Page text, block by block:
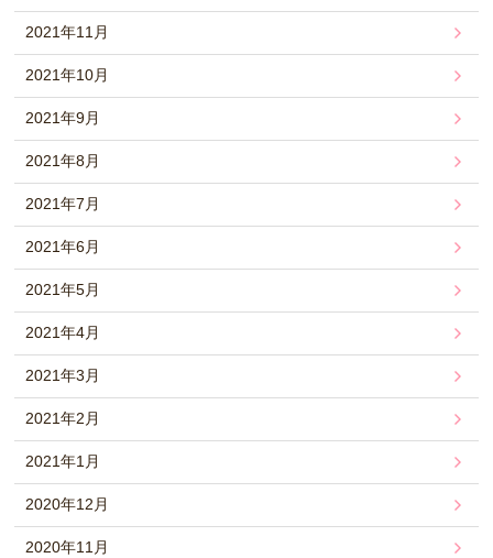
2021年11月
2021年10月
2021年9月
2021年8月
2021年7月
2021年6月
2021年5月
2021年4月
2021年3月
2021年2月
2021年1月
2020年12月
2020年11月